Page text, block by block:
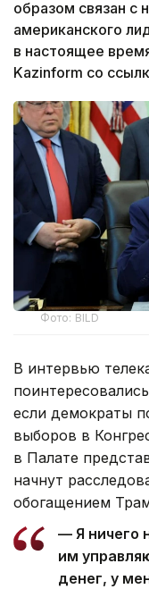
образом связан с
американского
в настоящее
Kazinform со
Фото: BILD
В интервью
если демократы
выборов в
в Палате
начнут
обогащением
— Я ничего
им
денег, у